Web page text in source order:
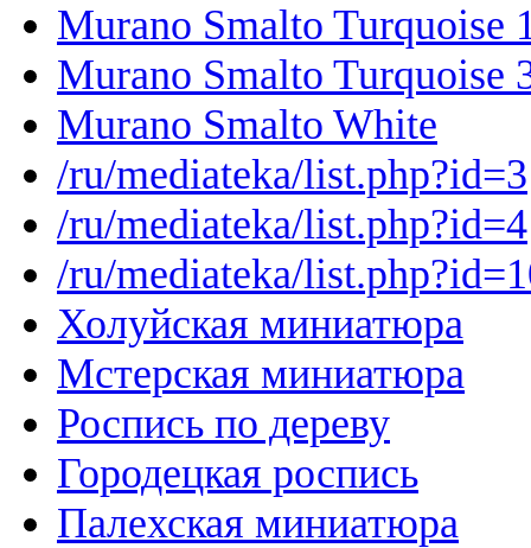
Murano Smalto Turquoise
Murano Smalto Turquoise
Murano Smalto White
/ru/mediateka/list.php?id=3
/ru/mediateka/list.php?id=4
/ru/mediateka/
Холуйская миниатюра
Мстерская миниатюра
Роспись по дереву
Городецкая роспись
Палехская миниатюра